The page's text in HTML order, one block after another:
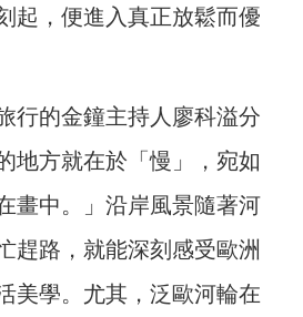
起，便進入真正放鬆而優
行的金鐘主持人廖科溢分
地方就在於「慢」，宛如
畫中。」沿岸風景隨著河
趕路，就能深刻感受歐洲
美學。尤其，泛歐河輪在